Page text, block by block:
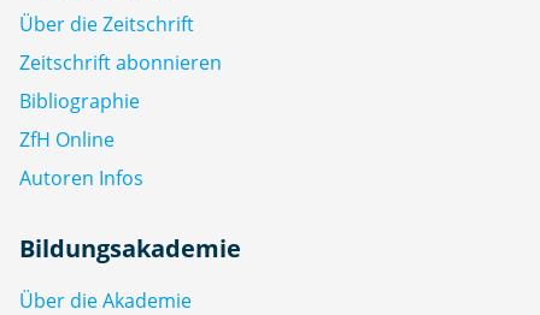
Über die Zeitschrift
Zeitschrift abonnieren
Bibliographie
ZfH Online
Autoren Infos
Bildungsakademie
Über die Akademie